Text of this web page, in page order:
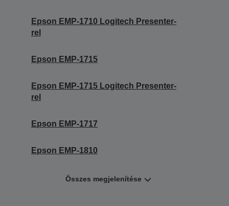
Epson EMP-1710 Logitech Presenter-
rel
Epson EMP-1715
Epson EMP-1715 Logitech Presenter-
rel
Epson EMP-1717
Epson EMP-1810
Összes megjelenítése